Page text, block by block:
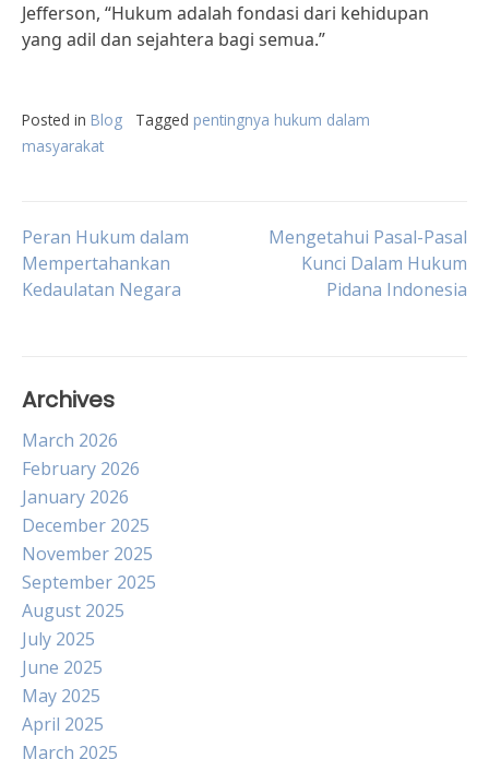
Jefferson, “Hukum adalah fondasi dari kehidupan
yang adil dan sejahtera bagi semua.”
Posted in Blog Tagged pentingnya hukum dalam
masyarakat
Post
navigation
Peran Hukum dalam
Mempertahankan
Kedaulatan Negara
Mengetahui Pasal-Pasal
Kunci Dalam Hukum
Pidana Indonesia
Archives
March 2026
February 2026
January 2026
December 2025
November 2025
September 2025
August 2025
July 2025
June 2025
May 2025
April 2025
March 2025